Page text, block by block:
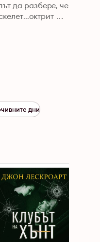
да разбере, че
дни